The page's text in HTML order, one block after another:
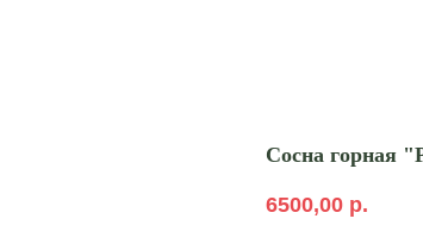
Сосна горная
6500,00 р.